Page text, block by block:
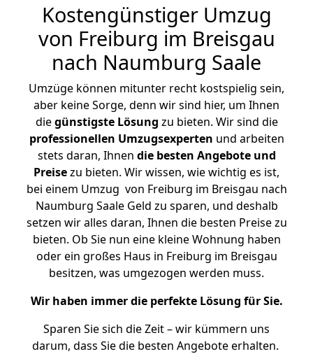
Kostengünstiger Umzug
von Freiburg im Breisgau
nach Naumburg Saale
Umzüge können mitunter recht kostspielig sein,
aber keine Sorge, denn wir sind hier, um Ihnen
diegünstigste Lösung zu bieten. Wir sind die
professionellen Umzugsexperten und arbeiten
stets daran, Ihnen die besten Angebote und
Preisezu bieten. Wir wissen, wie wichtig es ist,
bei einem Umzug von Freiburg im Breisgau nach
Naumburg Saale Geld zu sparen, und deshalb
setzen wir alles daran, Ihnen die besten Preise zu
bieten. Ob Sie nun eine kleine Wohnung haben
oder ein großes Haus in Freiburg im Breisgau
besitzen, was umgezogen werden muss.
Wir haben immer die perfekte Lösung für Sie.
Sparen Sie sich die Zeit – wir kümmern uns
darum, dass Sie die besten Angebote erhalten.